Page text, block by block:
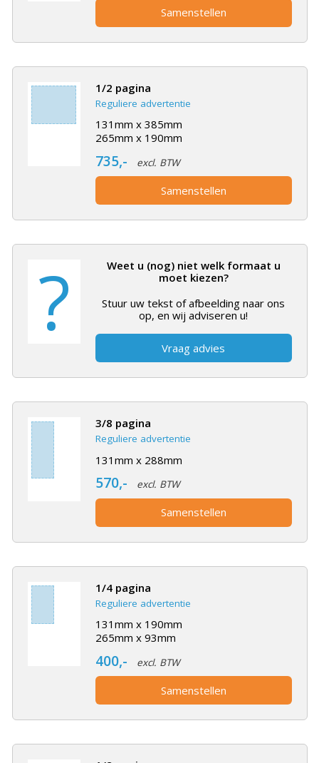
Samenstellen
1/2 pagina
Reguliere advertentie
131mm x 385mm
265mm x 190mm
735,- excl. BTW
Samenstellen
?
Weet u (nog) niet welk formaat u
moet kiezen?
Stuur uw tekst of afbeelding naar ons
op, en wij adviseren u!
Vraag advies
3/8 pagina
Reguliere advertentie
131mm x 288mm
570,- excl. BTW
Samenstellen
1/4 pagina
Reguliere advertentie
131mm x 190mm
265mm x 93mm
400,- excl. BTW
Samenstellen